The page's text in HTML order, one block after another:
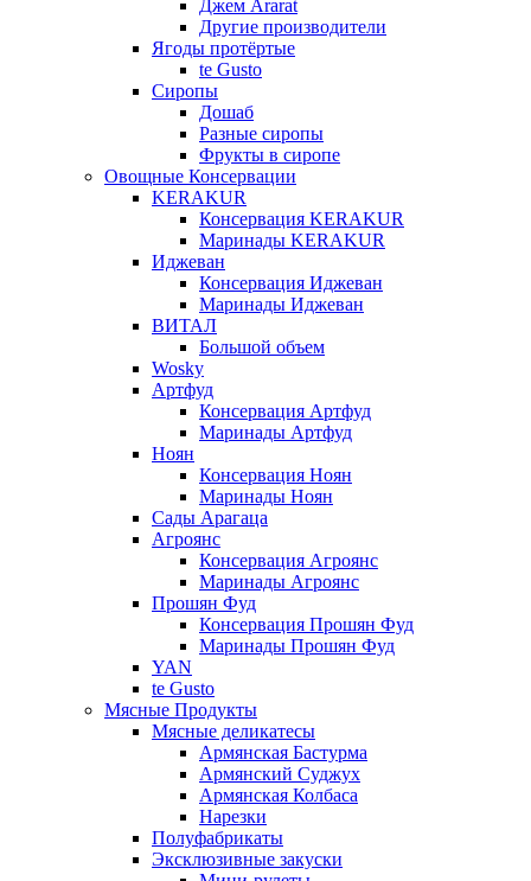
Джем Ararat
Другие производители
Ягоды протёртые
te Gusto
Сиропы
Дошаб
Разные сиропы
Фрукты в сиропе
Овощные Консервации
KERAKUR
Консервация KERAKUR
Маринады KERAKUR
Иджеван
Консервация Иджеван
Маринады Иджеван
ВИТАЛ
Большой объем
Wosky
Артфуд
Консервация Артфуд
Маринады Артфуд
Ноян
Консервация Ноян
Маринады Ноян
Сады Арагаца
Агроянс
Консервация Агроянс
Маринады Агроянс
Прошян Фуд
Консервация Прошян Фуд
Маринады Прошян Фуд
YAN
te Gusto
Мясные Продукты
Мясные деликатесы
Армянская Бастурма
Армянский Суджух
Армянская Колбаса
Нарезки
Полуфабрикаты
Эксклюзивные закуски